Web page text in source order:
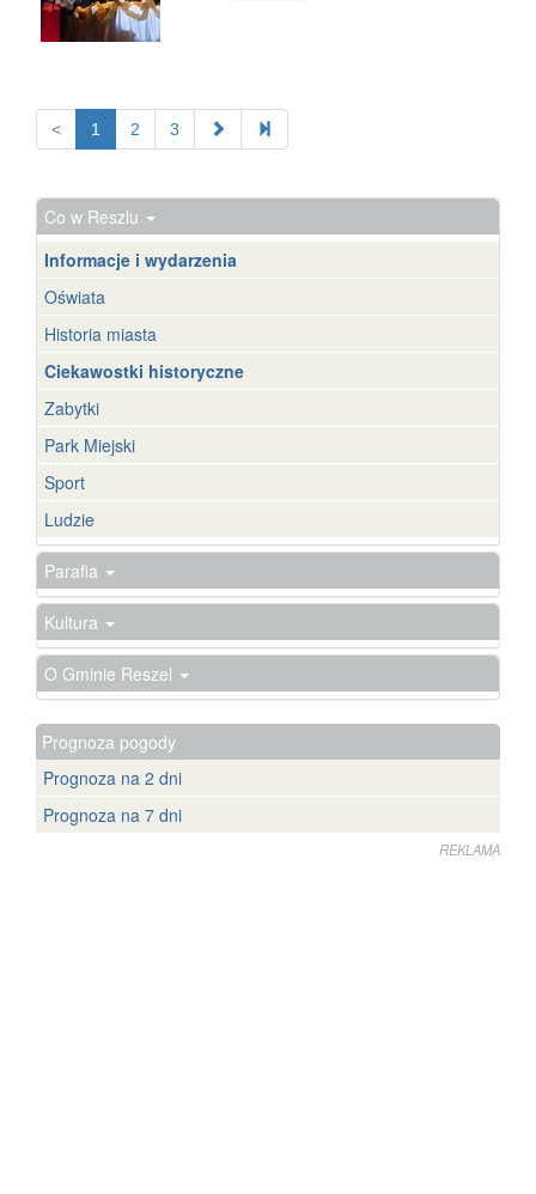
< 1 2 3
Co w Reszlu
Informacje i wydarzenia
Oświata
Historia miasta
Ciekawostki historyczne
Zabytki
Park Miejski
Sport
Ludzie
Parafia
Kultura
O Gminie Reszel
Prognoza pogody
Prognoza na 2 dni
Prognoza na 7 dni
REKLAMA